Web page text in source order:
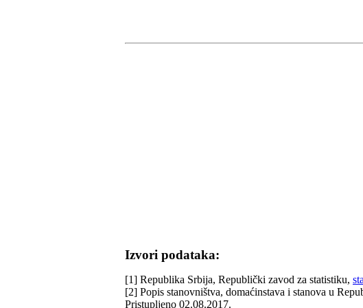
Izvori podataka:
[1] Republika Srbija, Republički zavod za statistiku,
[2] Popis stanovništva, domaćinstava i stanova u
Pristupljeno 02.08.2017.